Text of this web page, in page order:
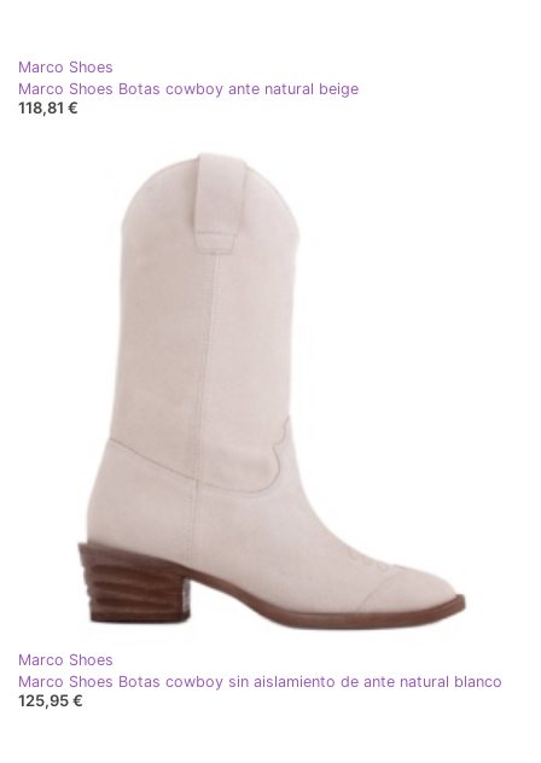
Marco Shoes
Marco Shoes Botas cowboy ante natural beige
118,81 €
Marco Shoes
Marco Shoes Botas cowboy sin aislamiento de ante natural blanco
125,95 €